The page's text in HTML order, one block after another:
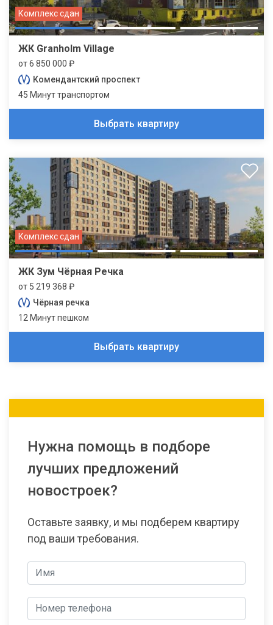
Комплекс сдан
ЖК Granholm Village
от 6 850 000 ₽
Комендантский проспект
45 Минут транспортом
Выбрать квартиру
Комплекс сдан
ЖК Зум Чёрная Речка
от 5 219 368 ₽
Чёрная речка
12 Минут пешком
Выбрать квартиру
Нужна помощь в подборе
лучших предложений
новостроек?
Оставьте заявку, и мы подберем квартиру
под ваши требования.